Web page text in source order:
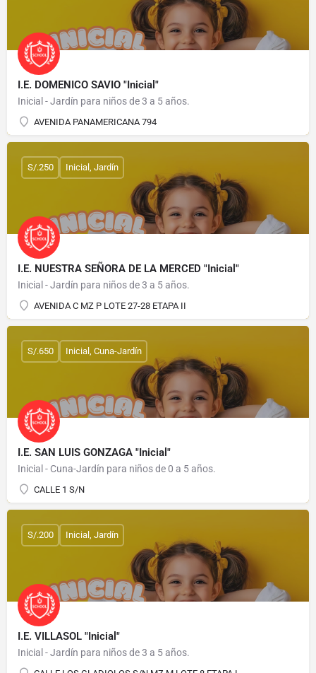
I.E. DOMENICO SAVIO "Inicial"
Inicial - Jardín para niños de 3 a 5 años.
AVENIDA PANAMERICANA 794
I.E. NUESTRA SEÑORA DE LA MERCED "Inicial"
Inicial - Jardín para niños de 3 a 5 años.
AVENIDA C MZ P LOTE 27-28 ETAPA II
S/.250 Inicial, Jardín
I.E. SAN LUIS GONZAGA "Inicial"
Inicial - Cuna-Jardín para niños de 0 a 5 años.
CALLE 1 S/N
S/.650 Inicial, Cuna-Jardín
I.E. VILLASOL "Inicial"
Inicial - Jardín para niños de 3 a 5 años.
S/.200 Inicial, Jardín